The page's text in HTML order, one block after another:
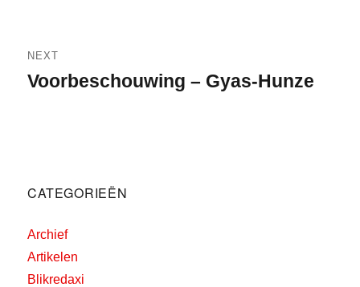
NEXT
Next
Voorbeschouwing – Gyas-Hunze
CATEGORIEËN
Archief
Artikelen
Blikredaxi